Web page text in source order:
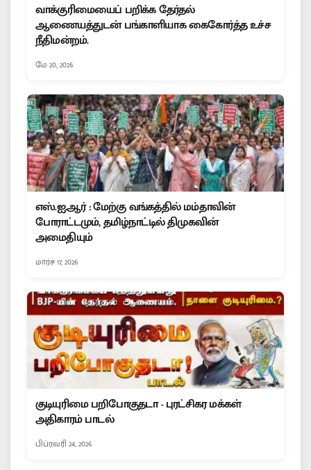
வாக்குரிமையைப் பறிக்க தேர்தல்
ஆணையத்துடன் பங்காளியாக கைகோர்த்த உச்ச
நீதிமன்றம்.
மே 20, 2026
எஸ்.ஐ.ஆர் : மேற்கு வங்கத்தில் மம்தாவின்
போராட்டமும், தமிழ்நாட்டில் திமுகவின்
அமைதியும்
மார்ச் 17, 2026
குடியுரிமை பறிபோகுதடா - புரட்சிகர மக்கள்
அதிகாரம் பாடல்
பிப்ரவரி 24, 2026